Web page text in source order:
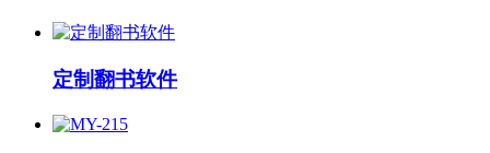
定制翻书软件